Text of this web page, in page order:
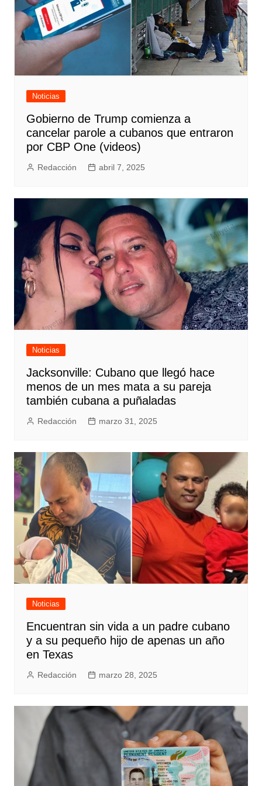
Noticias
Gobierno de Trump comienza a
cancelar parole a cubanos que entraron
por CBP One (videos)
Redacción abril 7, 2025
Noticias
Jacksonville: Cubano que llegó hace
menos de un mes mata a su pareja
también cubana a puñaladas
Redacción marzo 31, 2025
Noticias
Encuentran sin vida a un padre cubano
y a su pequeño hijo de apenas un año
en Texas
Redacción marzo 28, 2025